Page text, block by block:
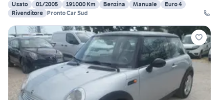
Usato
01/2005 191000 Km Benzina Manuale
Euro 4
Rivenditore Pronto Car Sud